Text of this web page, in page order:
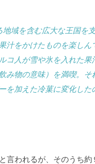
域を含む広大な王国を
汁をかけたものを楽しん
コ人が雪や氷を入れた果
み物の意味）を満喫。そ
を加えた冷菓に変化した
言われるが、そのうち約